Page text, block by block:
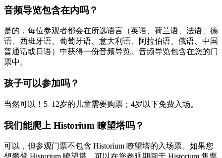
音频导览包含在内吗？
是的，每位参观者都会在所选语言（英语、荷兰语、法语、德
语、西班牙语、葡萄牙语、意大利语、阿拉伯语、俄语、中国
普通话或日语）中获得一份音频导览。音频导览包含在您的门
票中。
孩子可以参加吗？
当然可以！5–12岁的儿童需要购票；4岁以下免费入场。
我们能爬上 Historium 瞭望塔吗？
可以，但参观门票不包含 Historium 瞭望塔的入场票。如果您